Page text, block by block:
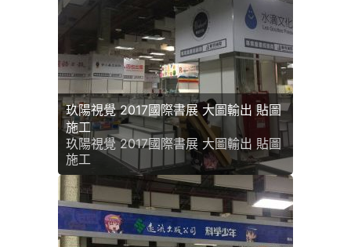
玖陽視覺 2017國際書展 大圖輸出 貼圖
施工
玖陽視覺 2017國際書展 大圖輸出 貼圖
施工